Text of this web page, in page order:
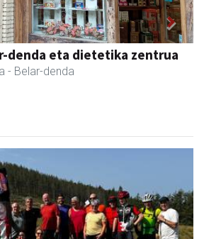
eta dietetika zentrua
denda
Next